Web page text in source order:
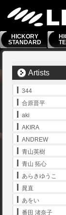
HICKORY
STANDARD
Artists
344
合原晋平
aki
AKIRA
ANDREW
青山英樹
青山 拓心
あらきゆうこ
晁直
あをい
番田 渚奈子